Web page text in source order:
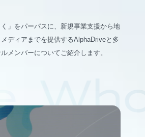
く」をパーパスに、新規事業支援から地
ディアまでを提供するAlphaDriveと多
メンバーについてご紹介します。